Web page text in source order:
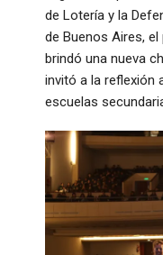
de Lotería y la
de Buenos Aires,
brindó una nueva
invitó a la reflexión
escuelas